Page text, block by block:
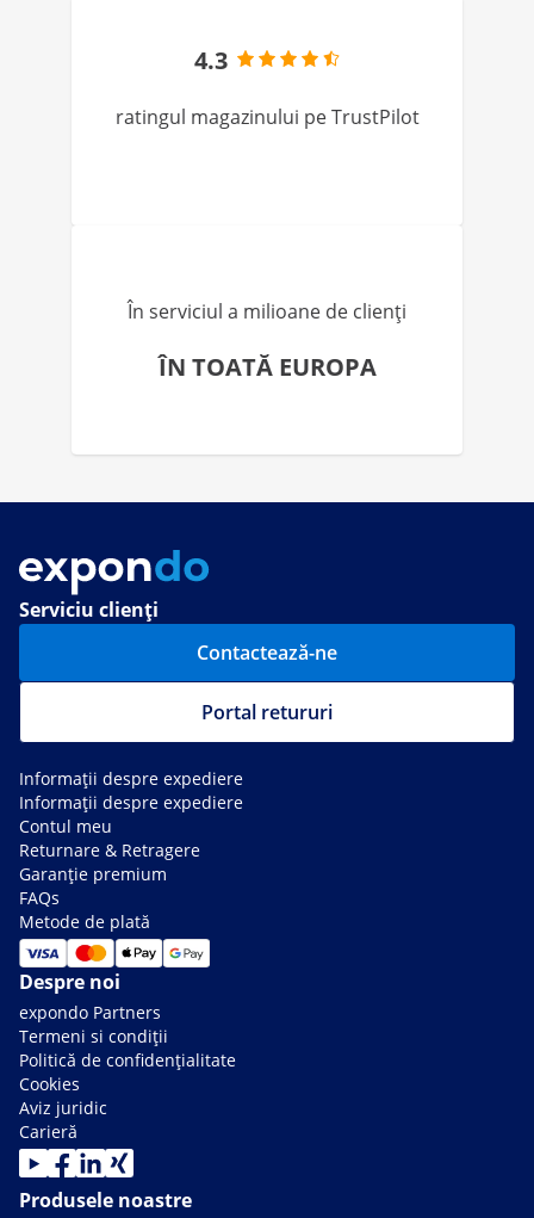
4.3
ratingul magazinului pe TrustPilot
În serviciul a milioane de clienți
ÎN TOATĂ EUROPA
Serviciu clienți
Contactează-ne
Portal retururi
Informații despre expediere
Informații despre expediere
Contul meu
Returnare & Retragere
Garanție premium
FAQs
Metode de plată
Despre noi
expondo Partners
Termeni si condiții
Politică de confidențialitate
Cookies
Aviz juridic
Carieră
Produsele noastre